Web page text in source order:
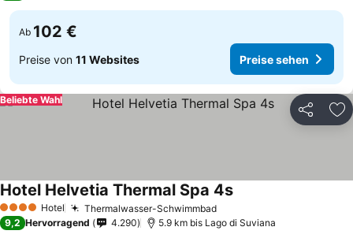
Ab 102 €
Preise von 11 Websites Preise sehen
Teilen
Beliebte Wahl
4 Sterne Hotel Thermalwasser-Schwimmbad
Hotel Helvetia Thermal Spa 4s
9,2 Hervorragend 4.290 5.9 km bis Lago di Suviana